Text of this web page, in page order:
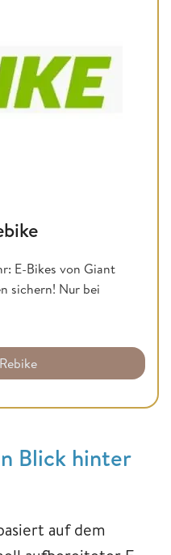
E-Bikes von Giant
sichern! Nur bei
Blick hinter
auf dem